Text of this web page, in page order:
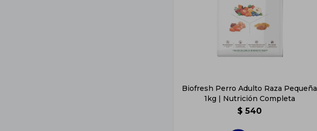
Biofresh Perro Adulto Raza Pequeña
1kg | Nutrición Completa
$ 540